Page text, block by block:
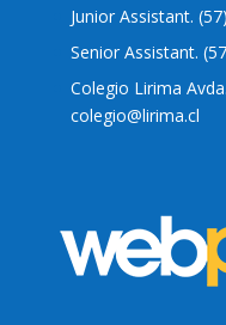
Junior Assistant.
Senior Assistant.
Colegio Lirima
colegio@lirima.cl